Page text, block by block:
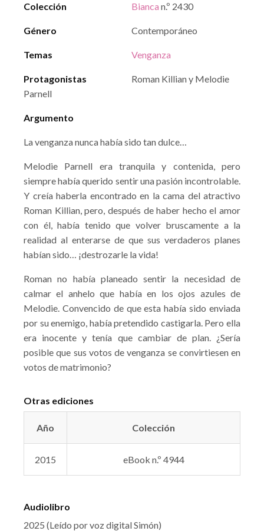
Colección Bianca n.º 2430
Género Contemporáneo
Temas Venganza
Protagonistas
Roman Killian y Melodie
Parnell
Argumento
La venganza nunca había sido tan dulce…
Melodie Parnell era tranquila y contenida, pero
siempre había querido sentir una pasión incontrolable.
Y creía haberla encontrado en la cama del atractivo
Roman Killian, pero, después de haber hecho el amor
con él, había tenido que volver bruscamente a la
realidad al enterarse de que sus verdaderos planes
habían sido… ¡destrozarle la vida!
Roman no había planeado sentir la necesidad de
calmar el anhelo que había en los ojos azules de
Melodie. Convencido de que esta había sido enviada
por su enemigo, había pretendido castigarla. Pero ella
era inocente y tenía que cambiar de plan. ¿Sería
posible que sus votos de venganza se convirtiesen en
votos de matrimonio?
Otras ediciones
Año Colección
2015 eBook n.º 4944
Audiolibro
2025 (Leído por voz digital Simón)